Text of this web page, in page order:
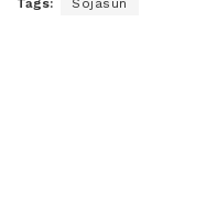
Tags: Sojasun